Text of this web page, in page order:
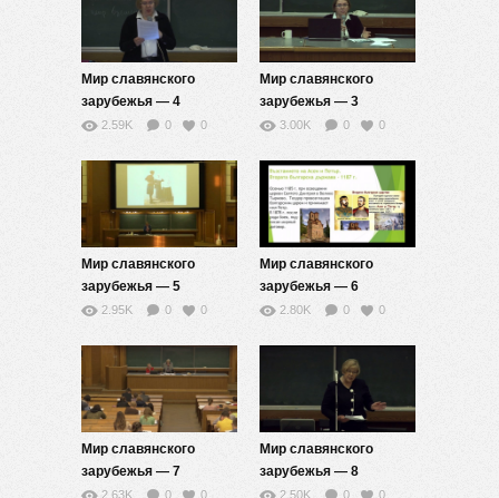
Мир славянского
зарубежья — 4
2.59K 0 0
Мир славянского
зарубежья — 3
3.00K 0 0
Мир славянского
зарубежья — 5
2.95K 0 0
Мир славянского
зарубежья — 6
2.80K 0 0
Мир славянского
зарубежья — 7
2.63K 0 0
Мир славянского
зарубежья — 8
2.50K 0 0